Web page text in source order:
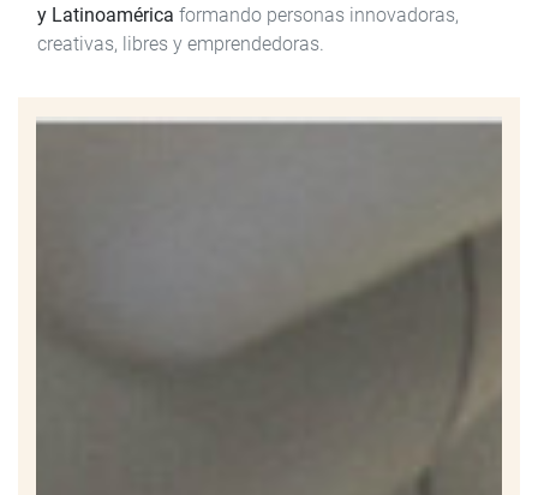
y Latinoamérica formando personas innovadoras,
creativas, libres y emprendedoras.